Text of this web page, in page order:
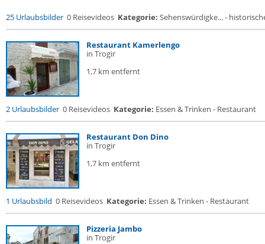
25 Urlaubsbilder 0 Reisevideos Kategorie: Sehenswürdigke... -
Restaurant Kamerlengo
in Trogir
1,7 km entfernt
2 Urlaubsbilder 0 Reisevideos Kategorie: Essen & Trinken - Restaurant
Restaurant Don Dino
in Trogir
1,7 km entfernt
1 Urlaubsbild 0 Reisevideos Kategorie: Essen & Trinken - Restaurant
Pizzeria Jambo
in Trogir